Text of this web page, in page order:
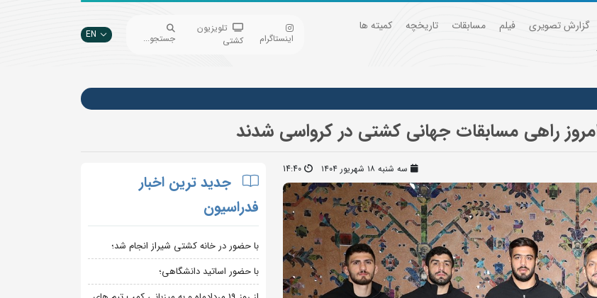
گزارش تصویری فیلم مسابقات تاریخچه
کمیته ها
اینستاگرام
تلویزیون
کشتی
جستجو... EN
راهی مسابقات جهانی کشتی در کرواسی شدند
سه شنبه ۱۸ شهریور ۱۴۰۴ 14:40
جدید ترین اخبار
فدراسیون
با حضور در خانه کشتی شیراز انجام شد؛
با حضور اساتید دانشگاهی؛